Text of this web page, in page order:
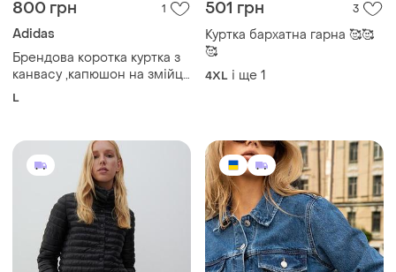
800 грн 1
Adidas
Брендова коротка куртка з
канвасу ,капюшон на змійці
L
501 грн 3
Куртка бархатна гарна 🥰🥰
🥰
4XL і ще 1